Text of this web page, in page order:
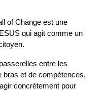
of Change est une
qui agit comme un
entre les
bras et de compétences,
concrètement pour